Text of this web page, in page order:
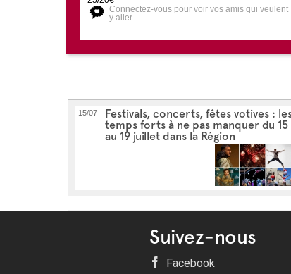
Connectez-vous pour voir vos amis qui veulent
y aller.
15/07
Festivals, concerts, fêtes votives :
temps forts à ne pas manquer du 15
au 19 juillet dans la Région
Suivez-nous
Facebook